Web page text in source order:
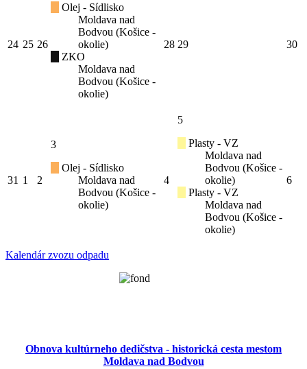
24 25 26
Olej - Sídlisko
Moldava nad
Bodvou (Košice -
okolie)
ZKO
Moldava nad
Bodvou (Košice -
okolie)
28 29 30
31 1 2
3
Olej - Sídlisko
Moldava nad
Bodvou (Košice -
okolie)
4
5
Plasty - VZ
Moldava nad
Bodvou (Košice -
okolie)
Plasty - VZ
Moldava nad
Bodvou (Košice -
okolie)
6
Kalendár zvozu odpadu
Obnova kultúrneho dedičstva - historická cesta mestom
Moldava nad Bodvou